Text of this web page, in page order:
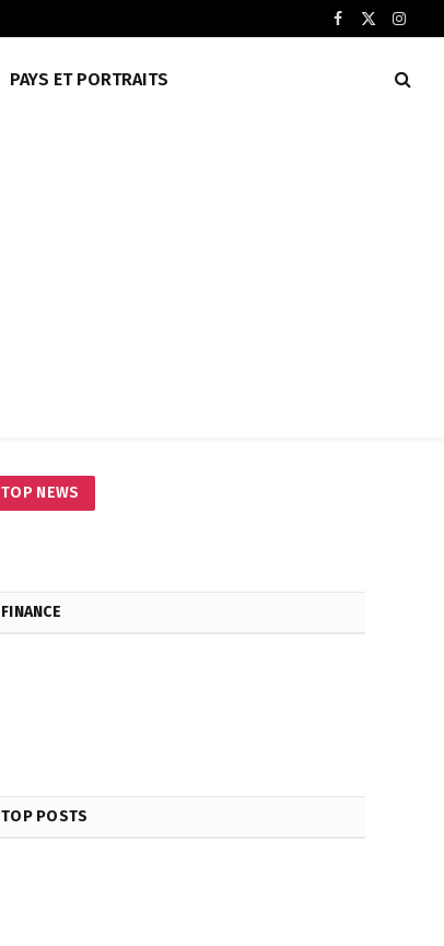
Facebook
X
PAYS ET PORTRAITS
TOP NEWS
FINANCE
TOP POSTS